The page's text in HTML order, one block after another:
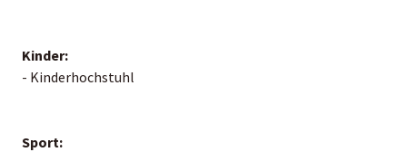
Kinder:
- Kinderhochstuhl
Sport: